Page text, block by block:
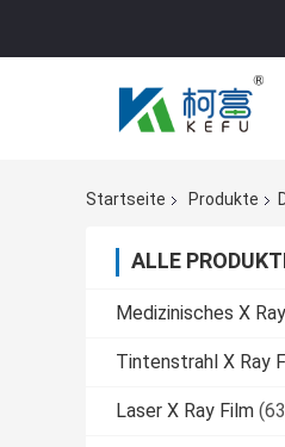
Startseite Produkte
ALLE
Medizinisches X
Tintenstrahl X Ray
Laser X Ray Film